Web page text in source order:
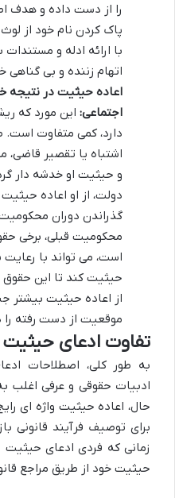
را از دست داده و هدف
پاک کردن نام خود از
با ارائه ادله و
اتهام زننده و بی
اعاده حیثیت در
اجتماعی:
دارد، کمی متفاوت است.
اشتباه یا تقصیر
و حیثیت او خدشه دار
دولت، از او اعاده
گذراندن دوران
محکومیت قبلی، برخی
است، می تواند با رعایت
حیثیت کند تا این حقوق
از اعاده حیثیت بیشتر
موقعیت از دست رفته را
تفاوت ادعای
به طور کلی، اصطلاحات
ادبیات حقوقی و عرفی اغلب
حال، اعاده حیثیت واژه ای
برای توصیف فرآیند قانونی
زمانی که فردی ادعای حیثیت
حیثیت خود از طریق مراجع